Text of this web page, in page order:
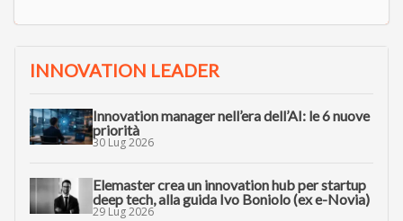
INNOVATION LEADER
Innovation manager nell’era dell’AI: le 6 nuove
priorità
30 Lug 2026
Elemaster crea un innovation hub per startup
deep tech, alla guida Ivo Boniolo (ex e-Novia)
29 Lug 2026